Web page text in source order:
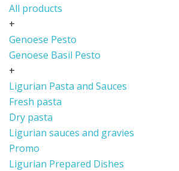
All products
+
Genoese Pesto
Genoese Basil Pesto
+
Ligurian Pasta and Sauces
Fresh pasta
Dry pasta
Ligurian sauces and gravies
Promo
Ligurian Prepared Dishes